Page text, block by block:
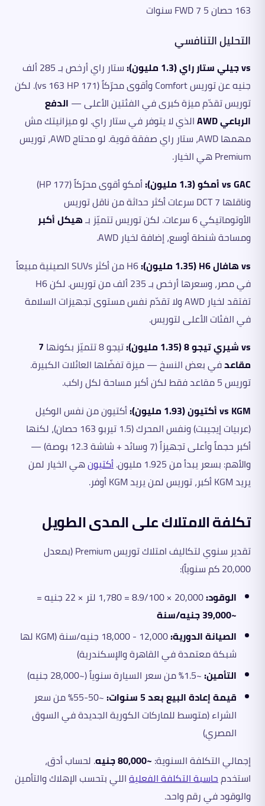
163 حصان FWD 7 5 سنوات
التحليل التنافسي
vs جيلي ستار راي (1.3 مليون):
ستار راي أرخص بـ 285 ألف
جنيه عن توريس Comfort وأقوى محرّكاً (171 vs 163 HP). لكن
توريس تقدّم ميزة كبرى في الفئتين الأعلى — الدفع
الرباعي AWD
الذي لا يتوفر في ستار راي. لو ميزانيتك مش
مهمها AWD، ستار راي صفقة قوية. لو محتاج AWD، توريس
Premium هي الخيار.
vs GAC أمكو (1.3 مليون):
أمكو أقوى محرّكاً (177 HP)
وناقلها DCT 7 سرعات أكثر حداثة من ناقل توريس
الأوتوماتيكي 6 سرعات. لكن توريس تتميّز بـ
هيكل أكبر
ومساحة شنطة أوسع، إضافة لخيار AWD.
vs هافال H6 (1.35 مليون):
H6 من أكثر SUVs الصينية مبيعاً
في مصر، وسعرها أرخص بـ 235 ألف من توريس. لكن H6
تفتقد لخيار AWD ولا تقدّم نفس مستوى تجهيزات السلامة
في الفئات الأعلى لتوريس.
vs شيري تيجو 8 (1.35 مليون):
تيجو 8 تتميّز بكونها
7
مقاعدفي بعض النسخ — ميزة تفضّلها العائلات الكبيرة.
توريس 5 مقاعد فقط لكن أكبر مساحة لكل راكب.
vs KGM أكتيون (1.93 مليون):
أكتيون من نفس الوكيل
(عربيات إيجيبت) ونفس المحرك (1.5 تيربو 163 حصان)، لكنها
أكبر حجماً وأعلى تجهيزاً (7 وسائد + شاشة 12.3 بوصة) —
والأهم: بسعر يبدأ من 1.925 مليون.
أكتيونهي الخيار لمن
يريد KGM أكبر، توريس لمن يريد KGM أوفر.
تكلفة الامتلاك على المدى الطويل
تقدير سنوي لتكاليف امتلاك توريس Premium (بمعدل
20,000 كم سنوياً):
الوقود:
~39,000 جنيه/سنة
الصيانة الدورية:
12,000 - 18,000 جنيه/سنة (KGM لها
شبكة معتمدة في القاهرة والإسكندرية)
التأمين:~1.5% من سعر السيارة سنوياً (~28,000 جنيه)
قيمة إعادة البيع بعد 5 سنوات:
~50-55% من سعر
الشراء (متوسط للماركات الكورية الجديدة في السوق
المصري)
إجمالي التكلفة السنوية: ~80,000 جنيه
. لحساب أدق،
استخدمحاسبة التكلفة الفعليةاللي بتحسب الإهلاك والتأمين
والوقود في رقم واحد.